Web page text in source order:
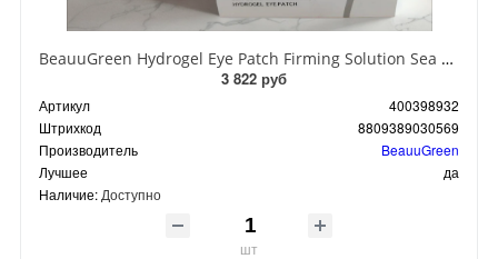
BeauuGreen Hydrogel Eye Patch Firming Solution Sea Cocumber & Black Гидрогелевые патчи для кожи вокруг глаз с экстрактом черного морского огурца 60 шт 90 гр
3 822 руб
Артикул
400398932
Штрихкод
8809389030569
Производитель
BeauuGreen
Лучшее
да
Наличие: Доступно
шт